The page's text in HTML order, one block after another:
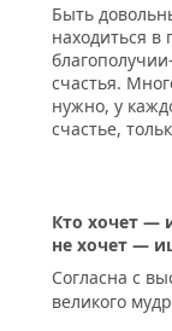
Быть
находиться в
счастья.
нужно, у
счастье,
Кто хочет —
не хочет —
Согласна с
великого